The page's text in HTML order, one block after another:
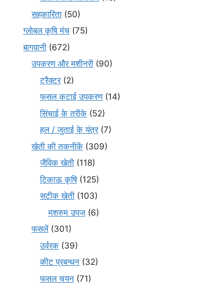
सहकारिता (50)
ग्लोबल कृषि मंच (75)
बागवानी (672)
उपकरण और मशीनरी (90)
ट्रैक्टर(2)
फसल कटाई उपकरण(14)
सिंचाई के तरीके (52)
हल / जुताई के यंत्र(7)
खेती की तकनीकें (309)
जैविक खेती (118)
टिकाऊ कृषि(125)
सटीक खेती (103)
मशरुम उपज (6)
फसलें(301)
उर्वरक (39)
कीट प्रबन्धन (32)
फसल चयन (71)